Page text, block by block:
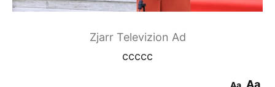
Zjarr Televizion Ad
ccccc
Aa Aa